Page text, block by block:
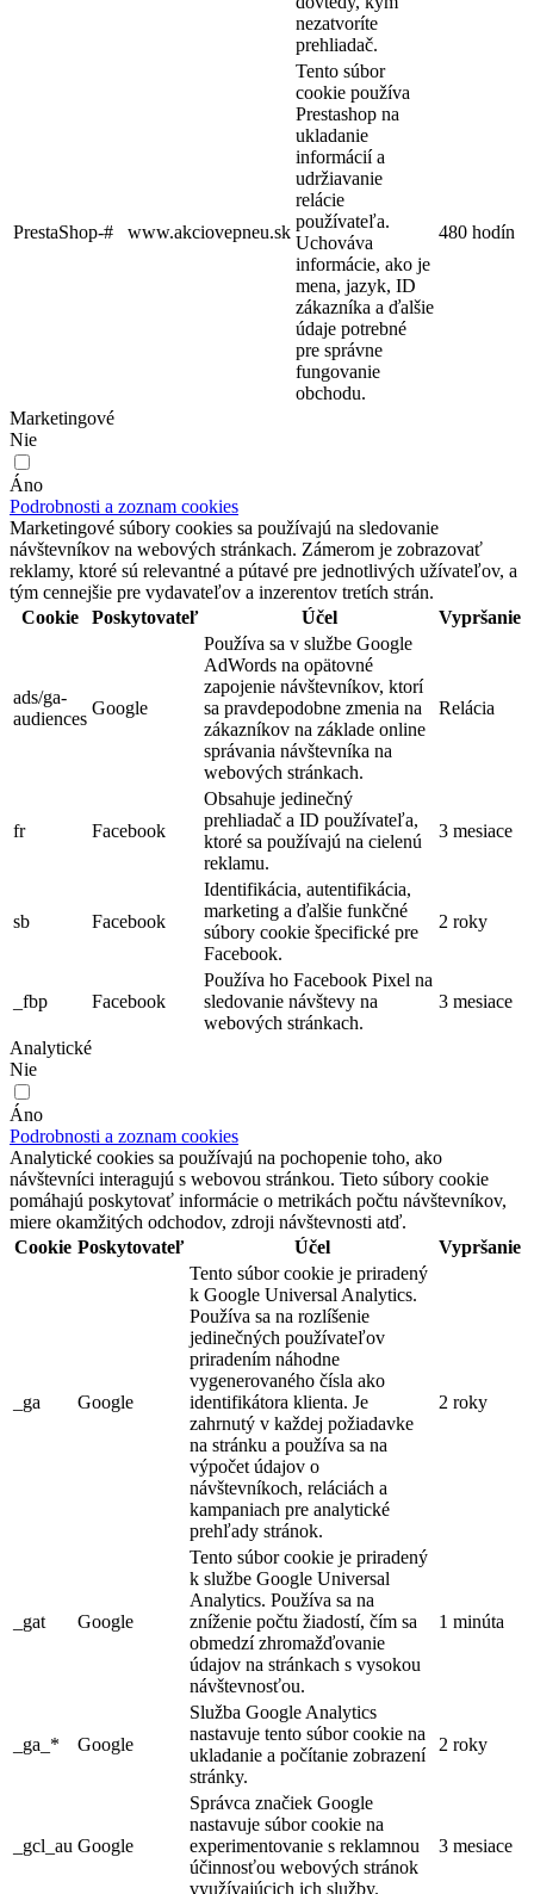
nezatvoríte
prehliadač.
PrestaShop-# www.akciovepneu.sk
Tento súbor
cookie používa
Prestashop na
ukladanie
informácií a
udržiavanie
relácie
používateľa.
Uchováva
informácie, ako je
mena, jazyk, ID
zákazníka a ďalšie
údaje potrebné
pre správne
fungovanie
obchodu.
480 hodín
Marketingové
Nie
Áno
Podrobnosti a zoznam cookies
Marketingové súbory cookies sa používajú na sledovanie
návštevníkov na webových stránkach. Zámerom je zobrazovať
reklamy, ktoré sú relevantné a pútavé pre jednotlivých užívateľov, a
tým cennejšie pre vydavateľov a inzerentov tretích strán.
Cookie
Poskytovateľ Účel Vypršanie
ads/ga-
audiences
Google
Používa sa v službe Google
AdWords na opätovné
zapojenie návštevníkov, ktorí
sa pravdepodobne zmenia na
zákazníkov na základe online
správania návštevníka na
webových stránkach.
Relácia
fr Facebook
Obsahuje jedinečný
prehliadač a ID používateľa,
ktoré sa používajú na cielenú
reklamu.
3 mesiace
sb Facebook
Identifikácia, autentifikácia,
marketing a ďalšie funkčné
súbory cookie špecifické pre
Facebook.
2 roky
_fbp Facebook
Používa ho Facebook Pixel na
sledovanie návštevy na
webových stránkach.
3 mesiace
Analytické
Nie
Áno
Podrobnosti a zoznam cookies
Analytické cookies sa používajú na pochopenie toho, ako
návštevníci interagujú s webovou stránkou. Tieto súbory cookie
pomáhajú poskytovať informácie o metrikách počtu návštevníkov,
miere okamžitých odchodov, zdroji návštevnosti atď.
Cookie Poskytovateľ Účel Vypršanie
_ga Google
Tento súbor cookie je priradený
k Google Universal Analytics.
Používa sa na rozlíšenie
jedinečných používateľov
priradením náhodne
vygenerovaného čísla ako
identifikátora klienta. Je
zahrnutý v každej požiadavke
na stránku a používa sa na
výpočet údajov o
návštevníkoch, reláciách a
kampaniach pre analytické
prehľady stránok.
2 roky
_gat Google
Tento súbor cookie je priradený
k službe Google Universal
Analytics. Používa sa na
zníženie počtu žiadostí, čím sa
obmedzí zhromažďovanie
údajov na stránkach s vysokou
návštevnosťou.
1 minúta
_ga_* Google
Služba Google Analytics
nastavuje tento súbor cookie na
ukladanie a počítanie zobrazení
stránky.
2 roky
_gcl_au Google
Správca značiek Google
nastavuje súbor cookie na
experimentovanie s reklamnou
účinnosťou webových stránok
využívajúcich ich služby.
3 mesiace